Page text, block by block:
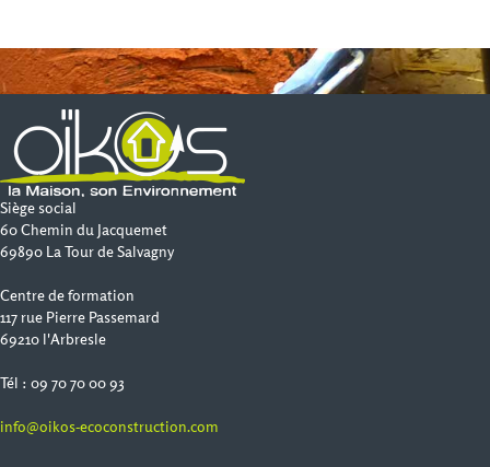
Siège social
60 Chemin du Jacquemet
69890 La Tour de Salvagny
Centre de formation
117 rue Pierre Passemard
69210 l'Arbresle
Tél : 09 70 70 00 93
info@oikos-ecoconstruction.com